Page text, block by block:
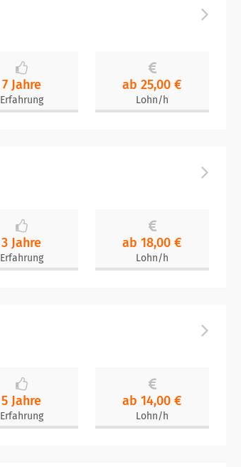
7 Jahre
Erfahrung
ab 25,00 €
Lohn/h
3 Jahre
Erfahrung
ab 18,00 €
Lohn/h
5 Jahre
Erfahrung
ab 14,00 €
Lohn/h